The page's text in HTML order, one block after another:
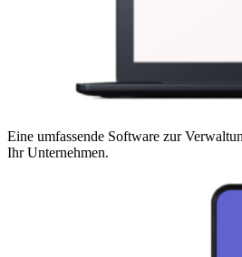
Eine umfassende Software zur
Ihr Unternehmen.